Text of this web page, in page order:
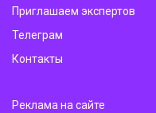
Приглашаем экспертов
Телеграм
Контакты
Реклама на сайте